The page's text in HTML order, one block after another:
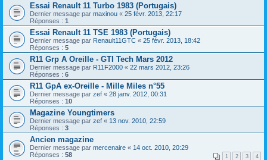
Essai Renault 11 Turbo 1983 (Portugais)
Dernier message par maxinou « 25 févr. 2013, 22:17
Réponses : 1
Essai Renault 11 TSE 1983 (Portugais)
Dernier message par Renault11GTC « 25 févr. 2013, 18:42
Réponses : 5
R11 Grp A Oreille - GTI Tech Mars 2012
Dernier message par R11F2000 « 22 mars 2012, 23:26
Réponses : 6
R11 GpA ex-Oreille - Mille Miles n°55
Dernier message par zef « 28 janv. 2012, 00:31
Réponses : 10
Magazine Youngtimers
Dernier message par zef « 13 nov. 2010, 22:59
Réponses : 3
Ancien magazine
Dernier message par mercenaire « 14 oct. 2010, 20:29
Réponses : 58 1 2 3 4